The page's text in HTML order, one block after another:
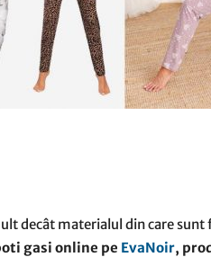
decât materialul din care sunt
gasi online pe EvaNoir,